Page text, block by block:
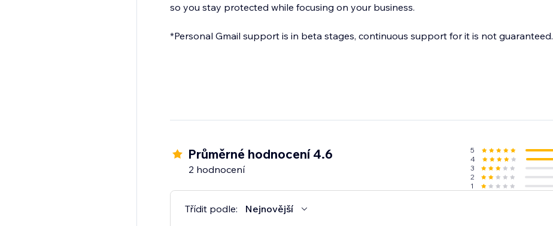
so you stay protected while focusing on your business.
*Personal Gmail support is in beta stages, continuous support for it is not guaranteed.
Průměrné hodnocení 4.6
2 hodnocení
5
4
3
2
1
Třídit podle: Nejnovější